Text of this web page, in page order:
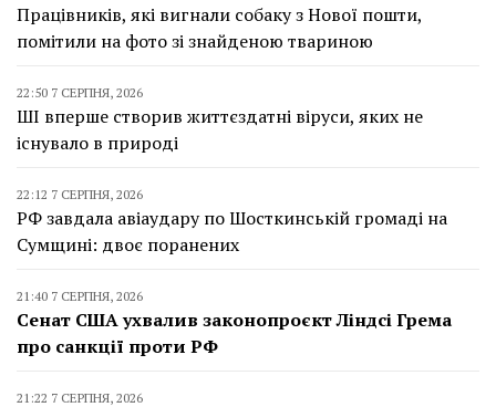
Працівників, які вигнали собаку з Нової пошти,
помітили на фото зі знайденою твариною
22:50 7 СЕРПНЯ, 2026
ШІ вперше створив життєздатні віруси, яких не
існувало в природі
22:12 7 СЕРПНЯ, 2026
РФ завдала авіаудару по Шосткинській громаді на
Сумщині: двоє поранених
21:40 7 СЕРПНЯ, 2026
Сенат США ухвалив законопроєкт Ліндсі Грема
про санкції проти РФ
21:22 7 СЕРПНЯ, 2026